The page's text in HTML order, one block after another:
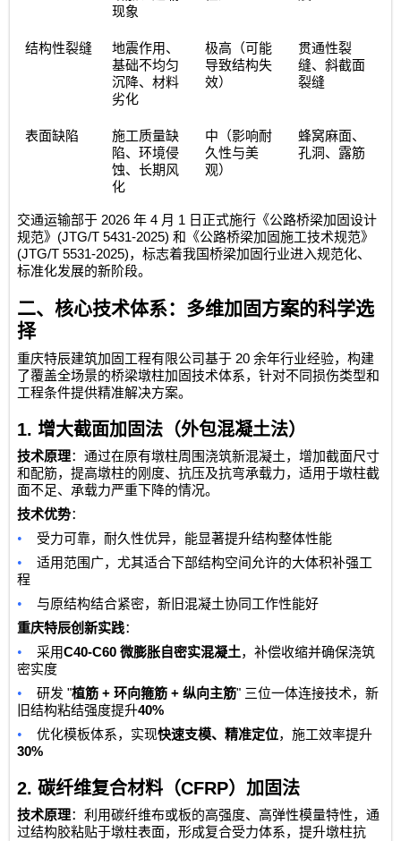
现象
结构性裂缝
地震作用、
基础不均匀
沉降、材料
劣化
极高（可能
导致结构失
效）
贯通性裂
缝、斜截面
裂缝
表面缺陷
施工质量缺
陷、环境侵
蚀、长期风
化
中（影响耐
久性与美
观）
蜂窝麻面、
孔洞、露筋
交通运输部于 2026年 4 月 1 日正式施行《公路桥梁加固设计
规范》 (JTG/T 5431-2025)和《公路桥梁加固施工技术规范》
(JTG/T 5531-2025)，标志着我国桥梁加固行业进入规范化、
标准化发展的新阶段。
二、核心技术体系：多维加固方案的科学选
择
重庆特辰建筑加固工程有限公司基于 20余年行业经验，构建
了覆盖全场景的桥梁墩柱加固技术体系，针对不同损伤类型和
工程条件提供精准解决方案。
1. 增大截面加固法（外包混凝土法）
技术原理：通过在原有墩柱周围浇筑新混凝土，增加截面尺寸
和配筋，提高墩柱的刚度、抗压及抗弯承载力，适用于墩柱截
面不足、承载力严重下降的情况。
技术优势：
• 受力可靠，耐久性优异，能显著提升结构整体性能
•
适用范围广，尤其适合下部结构空间允许的大体积补强工
程
•
与原结构结合紧密，新旧混凝土协同工作性能好
重庆特辰创新实践：
• 采用C40-C60微膨胀自密实混凝土，补偿收缩并确保浇筑
密实度
• 研发 "植筋 +环向箍筋 +纵向主筋" 三位一体连接技术，新
旧结构粘结强度提升40%
•
优化模板体系，实现快速支模、精准定位，施工效率提升
30%
2.碳纤维复合材料（CFRP）加固法
技术原理：利用碳纤维布或板的高强度、高弹性模量特性，通
过结构胶粘贴于墩柱表面，形成复合受力体系，提升墩柱抗